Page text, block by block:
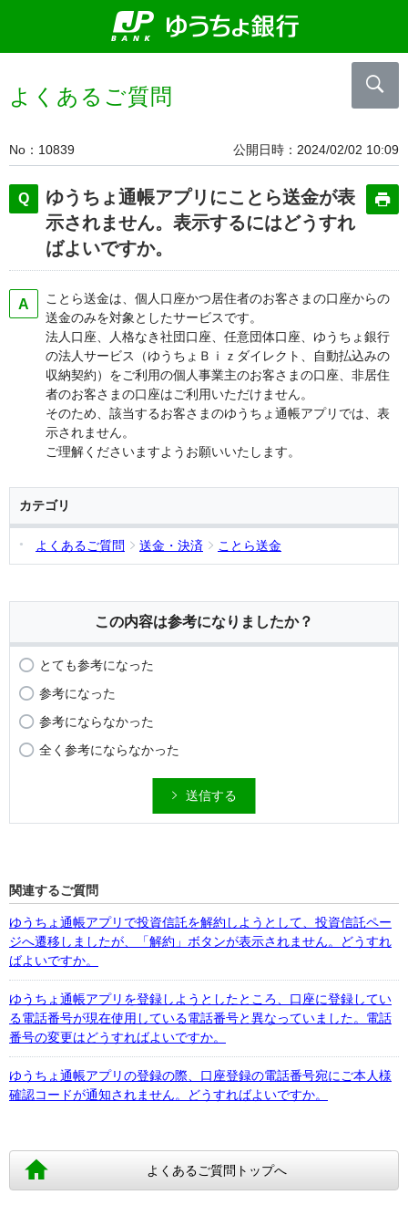
よくあるご質問
No 10839 公開日時 2024/02/02 10:09
ゆうちょ通帳アプリにことら送金が表
示されません。表示するにはどうすれ
ばよいですか。
ことら送金は、個人口座かつ居住者のお客さまの口座からの
送金のみを対象としたサービスです。
法人口座、人格なき社団口座、任意団体口座、ゆうちょ銀行
の法人サービス（ゆうちょＢｉｚダイレクト、自動払込みの
収納契約）をご利用の個人事業主のお客さまの口座、非居住
者のお客さまの口座はご利用いただけません。
そのため、該当するお客さまのゆうちょ通帳アプリでは、表
示されません。
ご理解くださいますようお願いいたします。
カテゴリ
よくあるご質問 送金・決済 ことら送金
この内容は参考になりましたか？
とても参考になった
参考になった
参考にならなかった
全く参考にならなかった
送信する
関連するご質問
ゆうちょ通帳アプリで投資信託を解約しようとして、投資信託ペー
ジへ遷移しましたが、「解約」ボタンが表示されません。どうすれ
ばよいですか。
ゆうちょ通帳アプリを登録しようとしたところ、口座に登録してい
る電話番号が現在使用している電話番号と異なっていました。電話
番号の変更はどうすればよいですか。
ゆうちょ通帳アプリの登録の際、口座登録の電話番号宛にご本人様
確認コードが通知されません。どうすればよいですか。
よくあるご質問トップへ